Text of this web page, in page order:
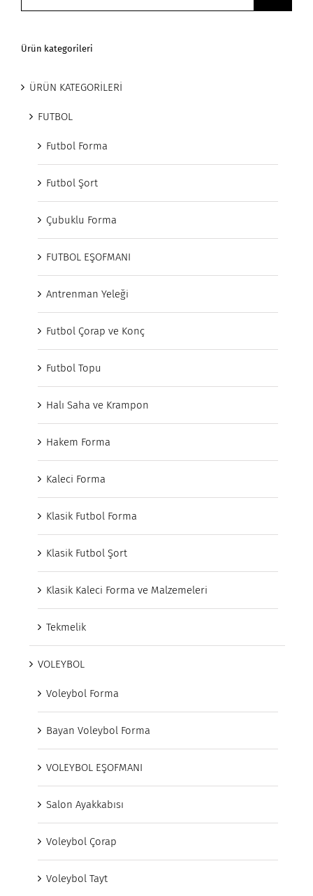
Ürün kategorileri
ÜRÜN KATEGORİLERİ
FUTBOL
Futbol Forma
Futbol Şort
Çubuklu Forma
FUTBOL EŞOFMANI
Antrenman Yeleği
Futbol Çorap ve Konç
Futbol Topu
Halı Saha ve Krampon
Hakem Forma
Kaleci Forma
Klasik Futbol Forma
Klasik Futbol Şort
Klasik Kaleci Forma ve Malzemeleri
Tekmelik
VOLEYBOL
Voleybol Forma
Bayan Voleybol Forma
VOLEYBOL EŞOFMANI
Salon Ayakkabısı
Voleybol Çorap
Voleybol Tayt